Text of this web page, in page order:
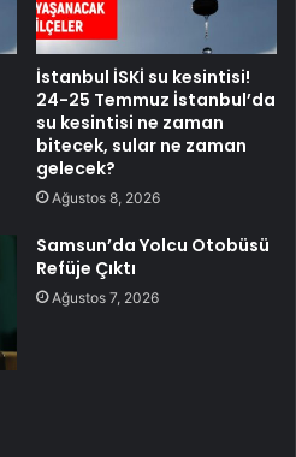
İstanbul İSKİ su kesintisi!
24-25 Temmuz İstanbul’da
su kesintisi ne zaman
bitecek, sular ne zaman
gelecek?
Ağustos 8, 2026
Samsun’da Yolcu Otobüsü
Refüje Çıktı
Ağustos 7, 2026